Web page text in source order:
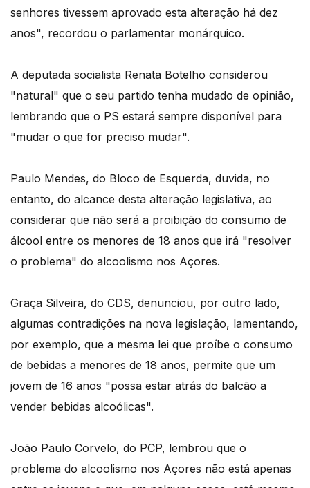
senhores tivessem aprovado esta alteração há dez
anos", recordou o parlamentar monárquico.
A deputada socialista Renata Botelho considerou
"natural" que o seu partido tenha mudado de opinião,
lembrando que o PS estará sempre disponível para
"mudar o que for preciso mudar".
Paulo Mendes, do Bloco de Esquerda, duvida, no
entanto, do alcance desta alteração legislativa, ao
considerar que não será a proibição do consumo de
álcool entre os menores de 18 anos que irá "resolver
o problema" do alcoolismo nos Açores.
Graça Silveira, do CDS, denunciou, por outro lado,
algumas contradições na nova legislação, lamentando,
por exemplo, que a mesma lei que proíbe o consumo
de bebidas a menores de 18 anos, permite que um
jovem de 16 anos "possa estar atrás do balcão a
vender bebidas alcoólicas".
João Paulo Corvelo, do PCP, lembrou que o
problema do alcoolismo nos Açores não está apenas